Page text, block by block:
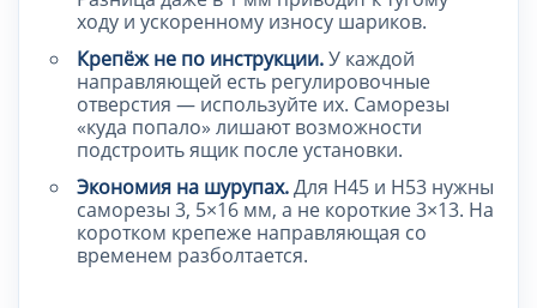
ходу и ускоренному износу шариков.
Крепёж не по инструкции.У каждой
направляющей есть регулировочные
отверстия — используйте их. Саморезы
«куда попало» лишают возможности
подстроить ящик после установки.
Экономия на шурупах.Для H45 и H53 нужны
саморезы 3, 5×16 мм, а не короткие 3×13. На
коротком крепеже направляющая со
временем разболтается.